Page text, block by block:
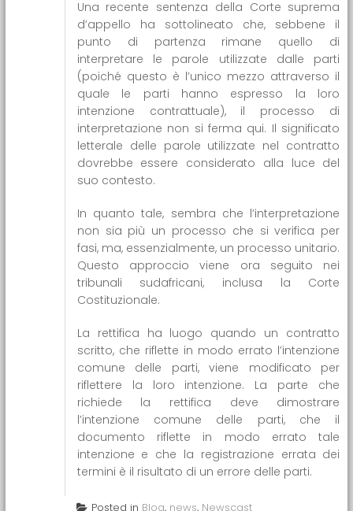
Una recente sentenza della Corte suprema
d’appello ha sottolineato che, sebbene il
punto di partenza rimane quello di
interpretare le parole utilizzate dalle parti
(poiché questo è l’unico mezzo attraverso il
quale le parti hanno espresso la loro
intenzione contrattuale), il processo di
interpretazione non si ferma qui. Il significato
letterale delle parole utilizzate nel contratto
dovrebbe essere considerato alla luce del
suo contesto.
In quanto tale, sembra che l’interpretazione
non sia più un processo che si verifica per
fasi, ma, essenzialmente, un processo unitario.
Questo approccio viene ora seguito nei
tribunali sudafricani, inclusa la Corte
Costituzionale.
La rettifica ha luogo quando un contratto
scritto, che riflette in modo errato l’intenzione
comune delle parti, viene modificato per
riflettere la loro intenzione. La parte che
richiede la rettifica deve dimostrare
l’intenzione comune delle parti, che il
documento riflette in modo errato tale
intenzione e che la registrazione errata dei
termini è il risultato di un errore delle parti.
Posted in Blog, news, Newscast